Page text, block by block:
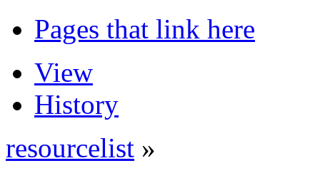
Pages that link here
View
History
resourcelist »